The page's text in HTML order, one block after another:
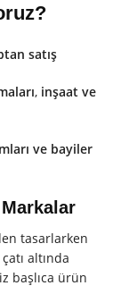
satış
, inşaat ve
ve bayiler
tasarlarken
altında
başlıca ürün